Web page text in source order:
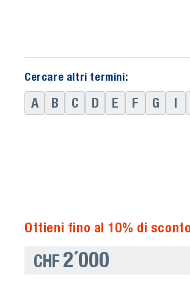
Cercare altri termini:
A B C D E F G I
Ottieni fino al 10% di
CHF 2´000